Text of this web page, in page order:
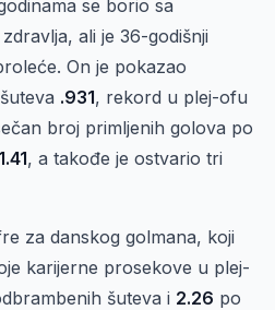
se borio sa
ali je 36-godišnji
On je pokazao
.931, rekord u plej-ofu
broj primljenih golova po
1.41, a takođe je ostvario tri
za danskog golmana, koji
karijerne prosekove u plej-
šuteva i 2.26 po